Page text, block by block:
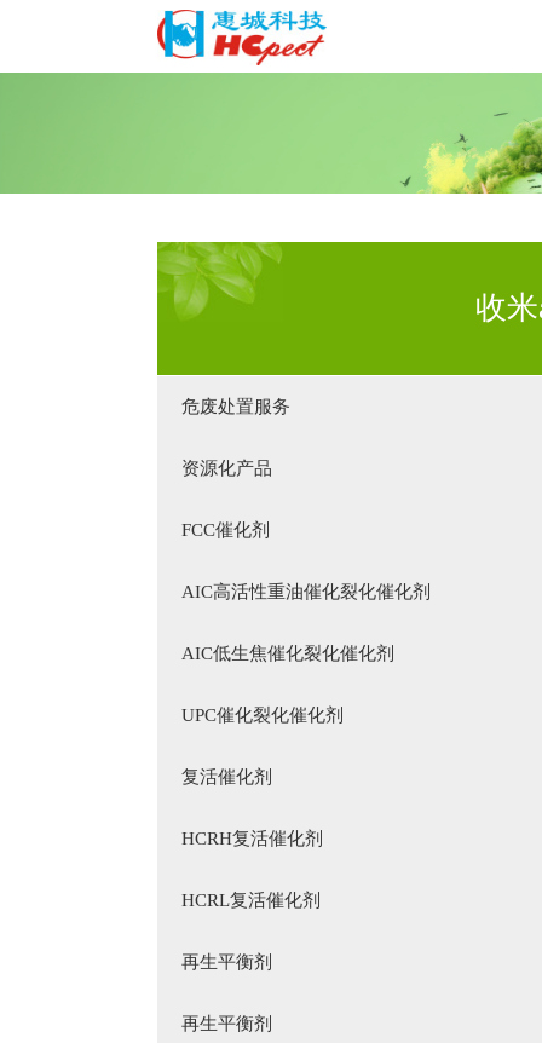
收
危废处置服务
资源化产品
FCC催化剂
AIC高活性重油催化裂化催化剂
AIC低生焦催化裂化催化剂
UPC催化裂化催化剂
复活催化剂
HCRH复活催化剂
HCRL复活催化剂
再生平衡剂
再生平衡剂